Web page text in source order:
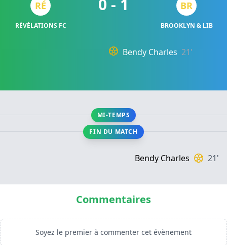
RÉ
RÉVÉLATIONS FC
0 - 1 BR
BROOKLYN & LIB
Bendy Charles 21'
MI-TEMPS
FIN DU MATCH
21'
Bendy Charles
Commentaires
Soyez le premier à commenter cet évènement